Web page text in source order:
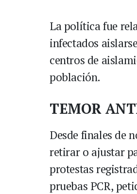
La política fue
infectados
centros de
población.
TEMOR
Desde finales de
retirar o ajustar
protestas
pruebas PCR,